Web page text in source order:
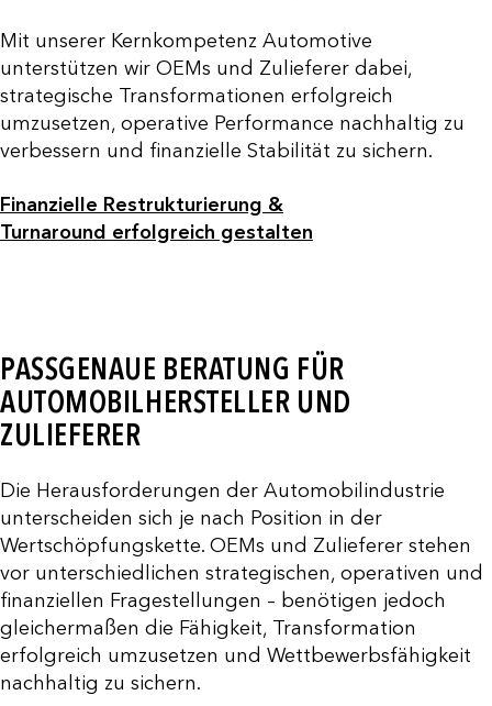
Mit unserer Kernkompetenz Automotive
unterstützen wir OEMs und Zulieferer dabei,
strategische Transformationen erfolgreich
umzusetzen, operative Performance nachhaltig zu
verbessern und finanzielle Stabilität zu sichern.
Finanzielle Restrukturierung &
Turnaround erfolgreich gestalten
PASSGENAUE BERATUNG FÜR
AUTOMOBILHERSTELLER UND
ZULIEFERER
Die Herausforderungen der Automobilindustrie
unterscheiden sich je nach Position in der
Wertschöpfungskette. OEMs und Zulieferer stehen
vor unterschiedlichen strategischen, operativen und
finanziellen Fragestellungen – benötigen jedoch
gleichermaßen die Fähigkeit, Transformation
erfolgreich umzusetzen und Wettbewerbsfähigkeit
nachhaltig zu sichern.